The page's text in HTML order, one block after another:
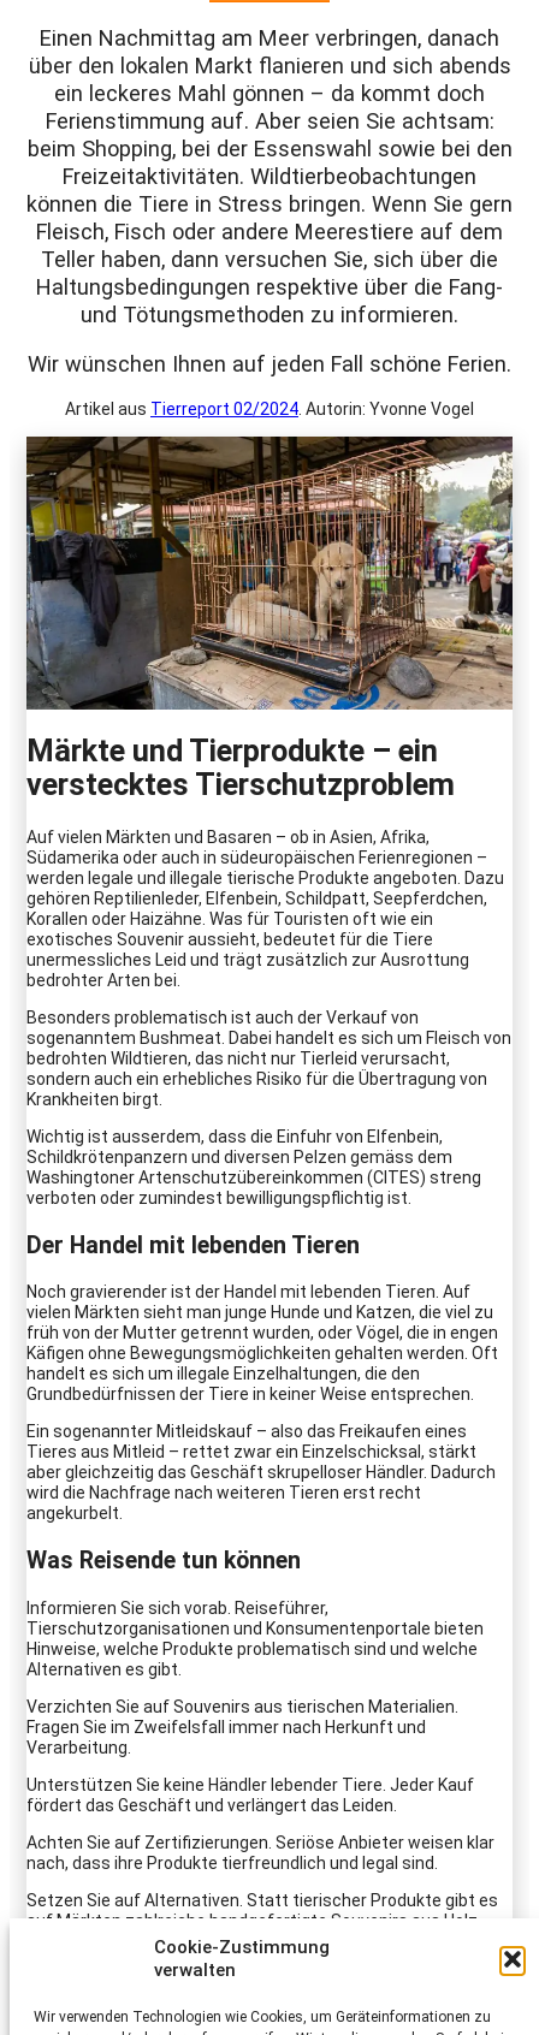
Cookie-Zustimmung
verwalten
Wir verwenden Technologien wie Cookies, um Geräteinformationen zu
Einen Nachmittag am Meer verbringen, danach
über den lokalen Markt flanieren und sich abends
ein leckeres Mahl gönnen – da kommt doch
Ferien­stimmung auf. Aber seien Sie achtsam:
beim Shopping, bei der Essenswahl sowie bei den
Freizeitaktivitäten. Wildtierbeobachtungen
können die Tiere in Stress bringen. Wenn Sie gern
Fleisch, Fisch oder andere Meerestiere auf dem
Teller haben, dann versuchen Sie, sich über die
Haltungsbedingungen respektive über die Fang-
und Tötungsmethoden zu informieren.
Wir wünschen Ihnen auf jeden Fall schöne Ferien.
Artikel aus Tierreport 02/2024 . Autorin: Yvonne Vogel
Märkte und Tierprodukte – ein
verstecktes Tierschutzproblem
Auf vielen Märkten und Basaren – ob in Asien, Afrika,
Südamerika oder auch in südeuropäischen Ferienregionen –
werden legale und illegale tierische Produkte angeboten. Dazu
gehören Reptilienleder, Elfenbein, Schildpatt, Seepferdchen,
Korallen oder Haizähne. Was für Touristen oft wie ein
exotisches Souvenir aussieht, bedeutet für die Tiere
unermessliches Leid und trägt zusätzlich zur Ausrottung
bedrohter Arten bei.
Besonders problematisch ist auch der Verkauf von
sogenanntem Bushmeat. Dabei handelt es sich um Fleisch von
bedrohten Wildtieren, das nicht nur Tierleid verursacht,
sondern auch ein erhebliches Risiko für die Übertragung von
Krankheiten birgt.
Wichtig ist ausserdem, dass die Einfuhr von Elfenbein,
Schildkrötenpanzern und diversen Pelzen gemäss dem
Washingtoner Artenschutzübereinkommen (CITES) streng
verboten oder zumindest bewilligungspflichtig ist.
Der Handel mit lebenden Tieren
Noch gravierender ist der Handel mit lebenden Tieren. Auf
vielen Märkten sieht man junge Hunde und Katzen, die viel zu
früh von der Mutter getrennt wurden, oder Vögel, die in engen
Käfigen ohne Bewegungsmöglichkeiten gehalten werden. Oft
handelt es sich um illegale Einzelhaltungen, die den
Grundbedürfnissen der Tiere in keiner Weise entsprechen.
Ein sogenannter Mitleidskauf – also das Freikaufen eines
Tieres aus Mitleid – rettet zwar ein Einzelschicksal, stärkt
aber gleichzeitig das Geschäft skrupelloser Händler. Dadurch
wird die Nachfrage nach weiteren Tieren erst recht
angekurbelt.
Was Reisende tun können
Informieren Sie sich vorab. Reiseführer,
Tierschutzorganisationen und Konsumentenportale bieten
Hinweise, welche Produkte problematisch sind und welche
Alternativen es gibt.
Verzichten Sie auf Souvenirs aus tierischen Materialien.
Fragen Sie im Zweifelsfall immer nach Herkunft und
Verarbeitung.
Unterstützen Sie keine Händler lebender Tiere. Jeder Kauf
fördert das Geschäft und verlängert das Leiden.
Achten Sie auf Zertifizierungen. Seriöse Anbieter weisen klar
nach, dass ihre Produkte tierfreundlich und legal sind.
Setzen Sie auf Alternativen. Statt tierischer Produkte gibt es
auf Märkten zahlreiche handgefertigte Souvenirs aus Holz,
Glas, Keramik oder Textilien – diese sind nicht nur
tierfreundlich, sondern oft auch einzigartiger.